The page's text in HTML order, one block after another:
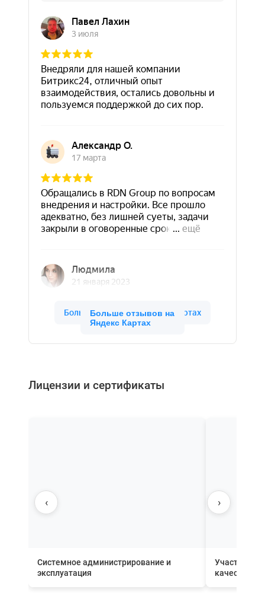
Больше отзывов на
Яндекс Картах
Лицензии и сертификаты
Системное администрирование и
эксплуатация
Участник
качества
‹ ›